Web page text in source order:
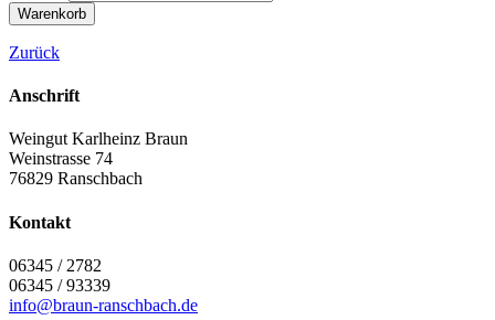
Zurück
Anschrift
Weingut Karlheinz Braun
Weinstrasse 74
76829 Ranschbach
Kontakt
06345 / 2782
06345 / 93339
info@braun-ranschbach.de